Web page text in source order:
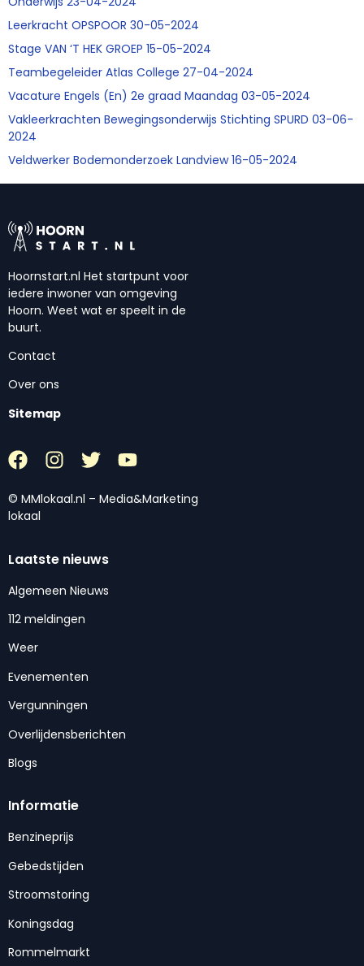
Leerkracht OPSPOOR 30-05-2024
Stage VAN ‘T HEK GROEP 15-05-2024
Teambegeleider Atlas College 27-04-2024
Vacature Engels (En) 2e graad Maandag 03-05-2024
Vakleerkrachten Bewegingsonderwijs Stichting SPURD 03-06-
2024
Veldwerker Bodemonderzoek Landview 16-05-2024
Hoornstart.nl Het startpunt voor
iedere inwoner van omgeving
Hoorn. Weet wat er speelt in de
buurt.
Contact
Over ons
Sitemap
© MMlokaal.nl – Media&Marketing
lokaal
Laatste nieuws
Algemeen Nieuws
112 meldingen
Weer
Evenementen
Vergunningen
Overlijdensberichten
Blogs
Informatie
Benzineprijs
Gebedstijden
Stroomstoring
Koningsdag
Rommelmarkt